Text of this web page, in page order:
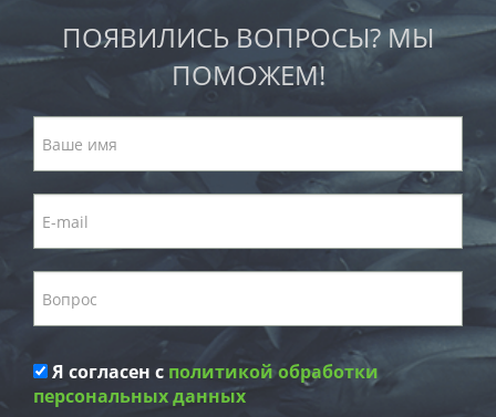
ПОЯВИЛИСЬ ВОПРОСЫ? МЫ
ПОМОЖЕМ!
Я согласен с политикой обработки
персональных данных